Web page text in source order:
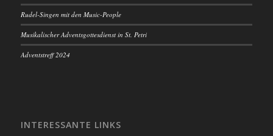
Rudel-Singen mit den Music-People
Musikalischer Adventsgottesdienst in St. Petri
Adventstreff 2024
INTERESSANTE LINKS